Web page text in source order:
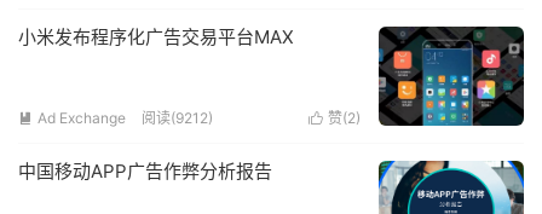
小米发布程序化广告交易平台MAX
 赞(2)
 Ad Exchange 阅读(9212)
中国移动APP广告作弊分析报告